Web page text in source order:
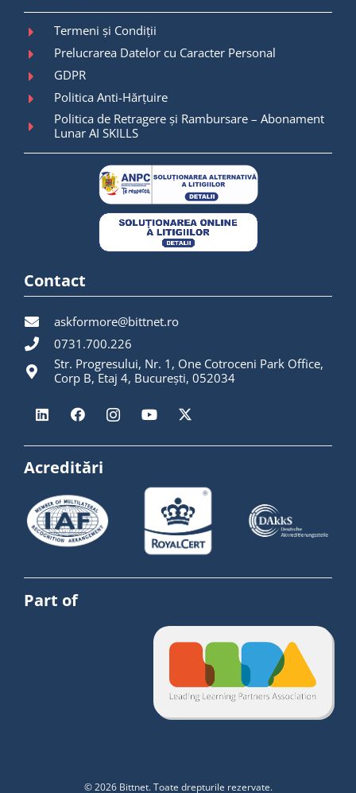
Termeni și Condiții
Prelucrarea Datelor cu Caracter Personal
GDPR
Politica Anti-Hărțuire
Politica de Retragere și Rambursare – Abonament
Lunar AI SKILLS
Contact
askformore@bittnet.ro
0731.700.226
Str. Progresului, Nr. 1, One Cotroceni Park Office,
Corp B, Etaj 4, București, 052034
Acreditări
Part of
© 2026 Bittnet. Toate drepturile rezervate.